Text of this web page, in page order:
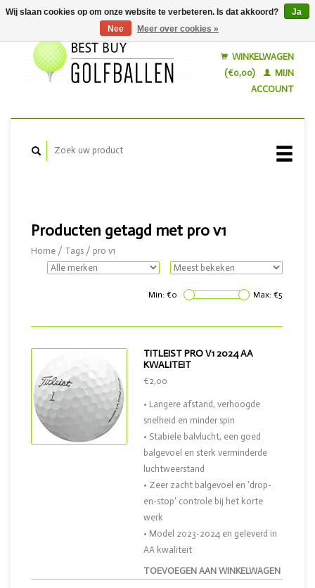
WINKELWAGEN
(€0,00)
MIJN
ACCOUNT
Producten getagd met pro v1
Home / Tags / pro v1
Min: €0 Max: €5
TITLEIST PRO V1 2024 AA
KWALITEIT
TOEVOEGEN AAN WINKELWAGEN
€2,00
• Langere afstand, verhoogde
snelheid en minder spin
• Stabiele balvlucht, een goed
balgevoel en sterk verminderde
luchtweerstand
• Zeer zacht balgevoel en 'drop-
en-stop' controle bij het korte
werk
• Model 2023-2024 en geleverd in
AA kwaliteit
Wij slaan cookies op om onze website te verbeteren. Is dat akkoord?
Ja
Nee
Meer over cookies »